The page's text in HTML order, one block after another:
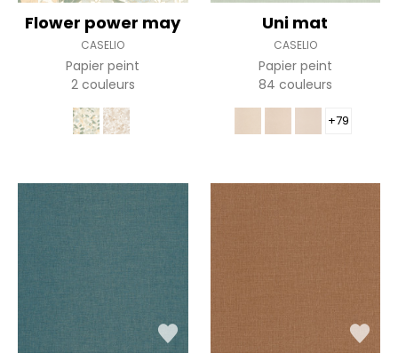
Flower power may
CASELIO
Papier peint
2 couleurs
Uni mat
CASELIO
Papier peint
84 couleurs
+79